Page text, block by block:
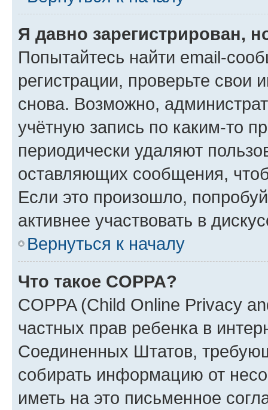
Я давно зарегистрирован,
Попытайтесь найти email-
регистрации, проверьте свои
снова. Возможно,
учётную запись по каким-то
периодически удаляют
оставляющих сообщения,
Если это произошло,
активнее участвовать в
Вернуться к началу
Что такое COPPA?
COPPA (Child Online Privacy
частных прав ребенка в
Соединенных Штатов,
собирать информацию от
иметь на это письменное